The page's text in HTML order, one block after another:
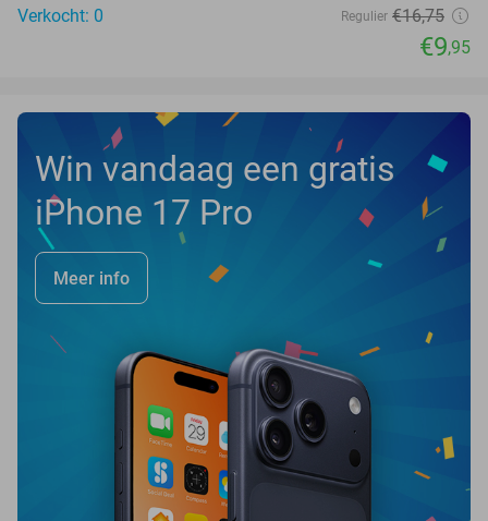
Verkocht: 0
Regulier €16,75
€9,95
Win vandaag een gratis
iPhone 17 Pro
Meer info